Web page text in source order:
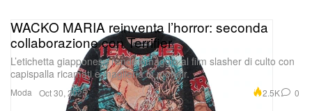
Moda
WACKO MARIA reinventa l’horror: seconda
collaborazione con Terrifier
L’etichetta giapponese rende omaggio al film slasher di culto con
capispalla ricamati e maglieria in mohair.
Oct 30, 2025 2.5K 0